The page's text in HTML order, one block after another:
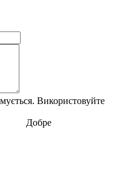
Використовуйте
Добре